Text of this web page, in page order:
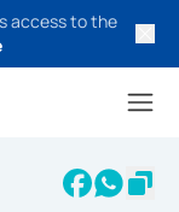
access to the